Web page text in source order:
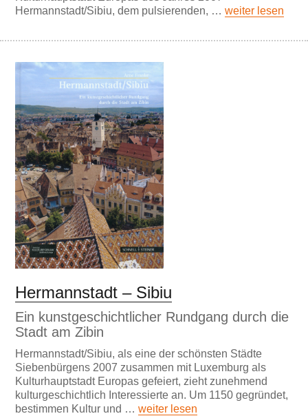
Hermannstadt/Sibiu, dem pulsierenden, …weiter lesen
Hermannstadt – Sibiu
Ein kunstgeschichtlicher Rundgang durch die
Stadt am Zibin
Hermannstadt/Sibiu, als eine der schönsten Städte
Siebenbürgens 2007 zusammen mit Luxemburg als
Kulturhauptstadt Europas gefeiert, zieht zunehmend
kulturgeschichtlich Interessierte an. Um 1150 gegründet,
bestimmen Kultur und …weiter lesen